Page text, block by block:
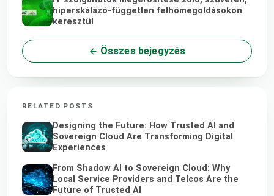
hiperskálázó-független felhőmegoldásokon
keresztül
Összes bejegyzés
RELATED POSTS
Designing the Future: How Trusted AI and
Sovereign Cloud Are Transforming Digital
Experiences
From Shadow AI to Sovereign Cloud: Why
Local Service Providers and Telcos Are the
Future of Trusted AI